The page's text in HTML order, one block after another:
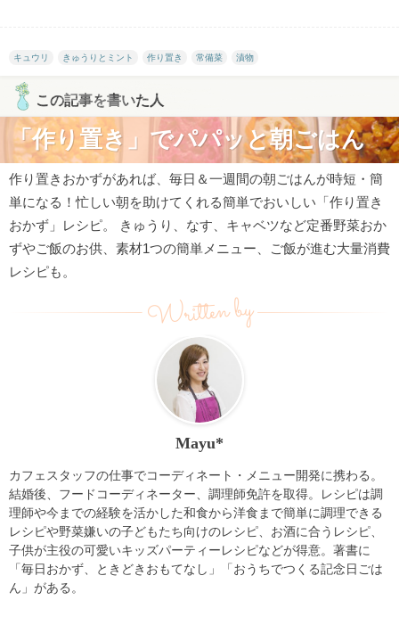
キュウリ きゅうりとミント 作り置き 常備菜 漬物
この記事を書いた人
「作り置き」でパパッと朝ごはん
作り置きおかずがあれば、毎日＆一週間の朝ごはんが時短・簡
単になる！忙しい朝を助けてくれる簡単でおいしい「作り置き
おかず」レシピ。 きゅうり、なす、キャベツなど定番野菜おか
ずやご飯のお供、素材1つの簡単メニュー、ご飯が進む大量消費
レシピも。
Written by
Mayu*
カフェスタッフの仕事でコーディネート・メニュー開発に携わる。
結婚後、フードコーディネーター、調理師免許を取得。レシピは調
理師や今までの経験を活かした和食から洋食まで簡単に調理できる
レシピや野菜嫌いの子どもたち向けのレシピ、お酒に合うレシピ、
子供が主役の可愛いキッズパーティーレシピなどが得意。著書に
「毎日おかず、ときどきおもてなし」「おうちでつくる記念日ごは
ん」がある。